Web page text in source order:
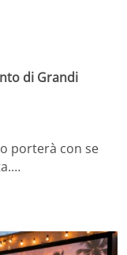
di Grandi
porterà con se